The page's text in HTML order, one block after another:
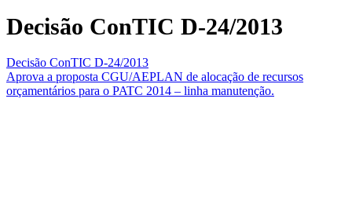
Decisão ConTIC D-24/2013
Decisão ConTIC D-24/2013
Aprova a proposta CGU/AEPLAN de alocação de recursos
orçamentários para o PATC 2014 – linha manutenção.